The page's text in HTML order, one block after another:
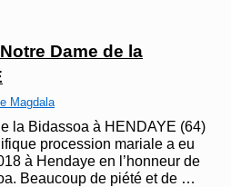
Dame de la
Magdala
la Bidassoa à HENDAYE (64)
procession mariale a eu
à Hendaye en l’honneur de
Beaucoup de piété et de …